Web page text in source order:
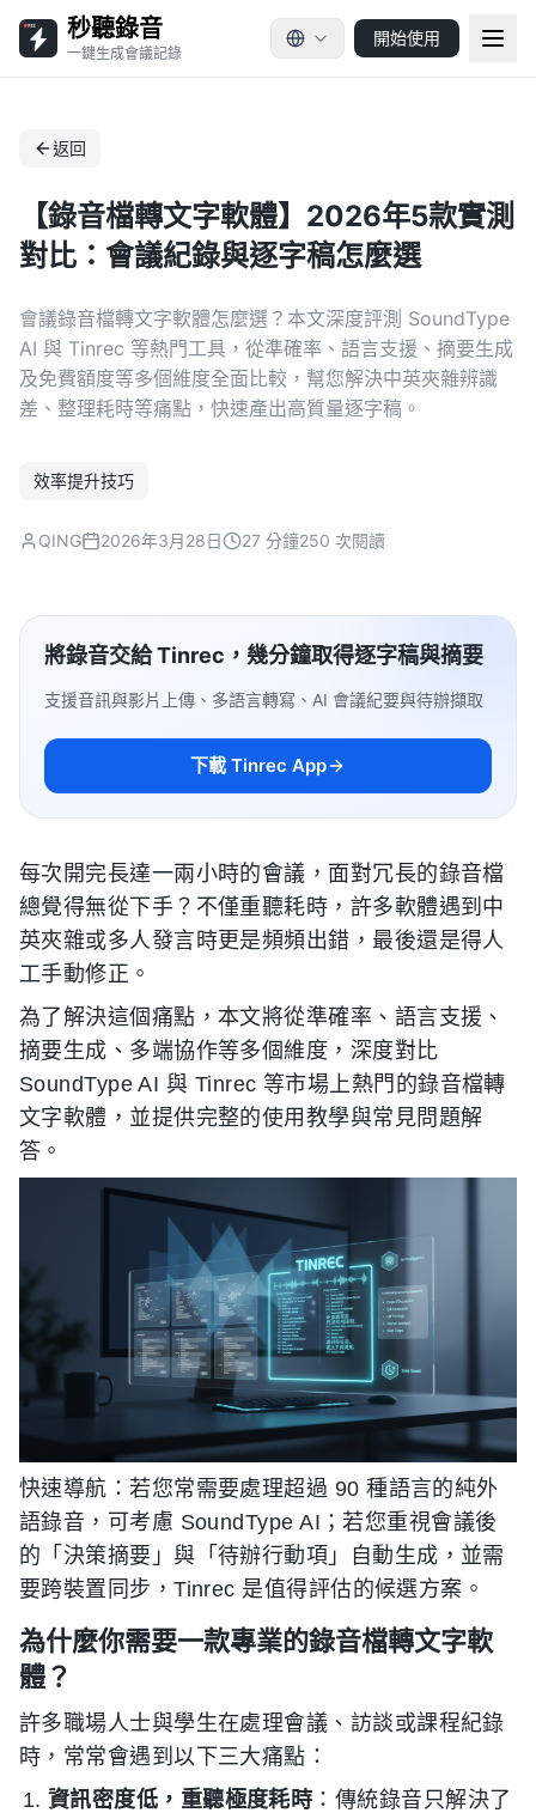
秒聽錄音
一鍵生成會議記錄
開始使用
返回
【錄音檔轉文字軟體】2026年5款實測
對比：會議紀錄與逐字稿怎麼選
會議錄音檔轉文字軟體怎麼選？本文深度評測 SoundType
AI 與 Tinrec 等熱門工具，從準確率、語言支援、摘要生成
及免費額度等多個維度全面比較，幫您解決中英夾雜辨識
差、整理耗時等痛點，快速產出高質量逐字稿。
效率提升技巧
QING 2026年3月28日 27 分鐘250 次閱讀
將錄音交給 Tinrec，幾分鐘取得逐字稿與摘要
支援音訊與影片上傳、多語言轉寫、AI 會議紀要與待辦擷取
下載 Tinrec App
每次開完長達一兩小時的會議，面對冗長的錄音檔
總覺得無從下手？不僅重聽耗時，許多軟體遇到中
英夾雜或多人發言時更是頻頻出錯，最後還是得人
工手動修正。
為了解決這個痛點，本文將從準確率、語言支援、
摘要生成、多端協作等多個維度，深度對比
SoundType AI 與 Tinrec 等市場上熱門的錄音檔轉
文字軟體，並提供完整的使用教學與常見問題解
答。
快速導航：若您常需要處理超過 90 種語言的純外
語錄音，可考慮 SoundType AI；若您重視會議後
的「決策摘要」與「待辦行動項」自動生成，並需
要跨裝置同步，Tinrec 是值得評估的候選方案。
為什麼你需要一款專業的錄音檔轉文字軟
體？
許多職場人士與學生在處理會議、訪談或課程紀錄
時，常常會遇到以下三大痛點：
資訊密度低，重聽極度耗時 ：傳統錄音只解決了